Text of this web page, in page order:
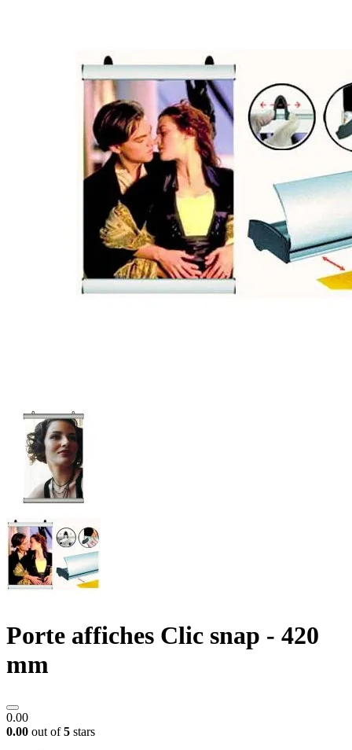
Porte affiches Clic snap - 420
mm
0.00
0.00 out of5 stars